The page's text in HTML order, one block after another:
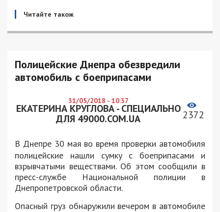
Читайте також
Полицейские Днепра обезвредили
автомобиль с боеприпасами
31/05/2018 - 10:37
ЕКАТЕРИНА КРУГЛОВА - СПЕЦИАЛЬНО
ДЛЯ 49000.COM.UA
2372
В Днепре 30 мая во время проверки автомобиля
полицейские нашли сумку с боеприпасами и
взрывчатыми веществами. Об этом сообщили в
пресс-службе Национальной полиции в
Днепропетровской области.
Опасный груз обнаружили вечером в автомобиле